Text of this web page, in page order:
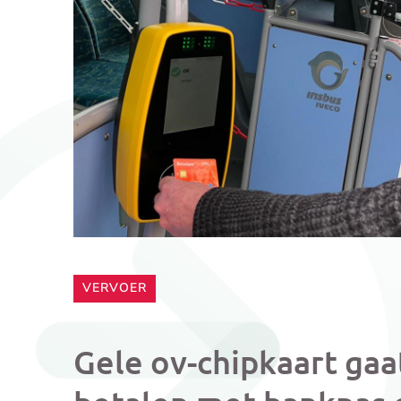
CATEGORIE:
VERVOER
Gele ov-chipkaart